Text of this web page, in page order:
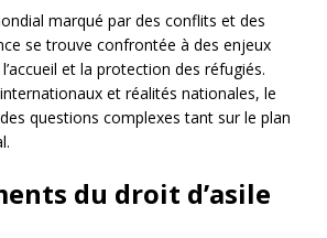
marqué par des conflits et des
se trouve confrontée à des enjeux
et la protection des réfugiés.
et réalités nationales, le
questions complexes tant sur le plan
du droit d’asile